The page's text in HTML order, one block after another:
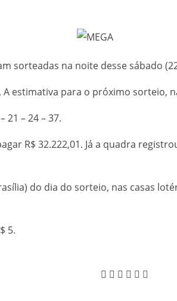
sorteadas na noite desse sábado
estimativa para o próximo sorteio,
21 – 24 – 37.
R$ 32.222,01. Já a quadra
do dia do sorteio, nas casas
5.